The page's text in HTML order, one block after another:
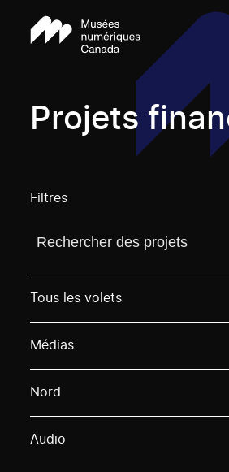
Projets
Filtres
Trouvez un projetVous devez
Tous les volets
Médias
Nord
Audio